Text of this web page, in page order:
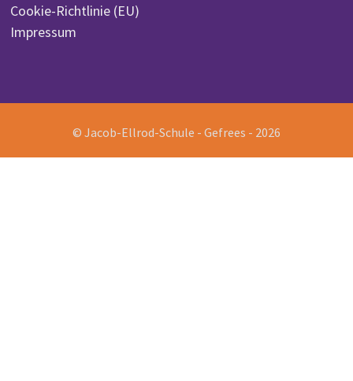
Cookie-Richtlinie (EU)
Impressum
© Jacob-Ellrod-Schule - Gefrees - 2026